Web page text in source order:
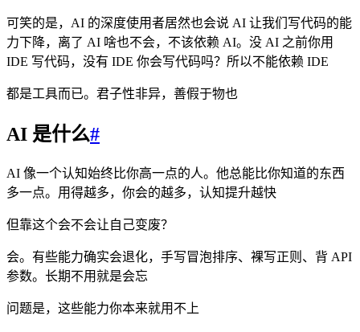
可笑的是，AI 的深度使用者居然也会说 AI 让我们写代码的能
力下降，离了 AI 啥也不会，不该依赖 AI。没 AI 之前你用
IDE 写代码，没有 IDE 你会写代码吗？所以不能依赖 IDE
都是工具而已。君子性非异，善假于物也
AI 是什么#
AI 像一个认知始终比你高一点的人。他总能比你知道的东西
多一点。用得越多，你会的越多，认知提升越快
但靠这个会不会让自己变废？
会。有些能力确实会退化，手写冒泡排序、裸写正则、背 API
参数。长期不用就是会忘
问题是，这些能力你本来就用不上